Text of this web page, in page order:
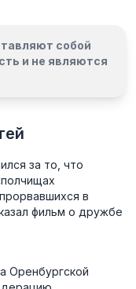
собой
и не являются
за то, что
в
фильм о дружбе
Оренбургской